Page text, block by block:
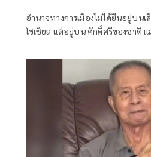
อำนาจทางการเมืองไม่ได้ยืนอยู่บน
โซเชียล แต่อยู่บน ศักดิ์ศรีของชาติ